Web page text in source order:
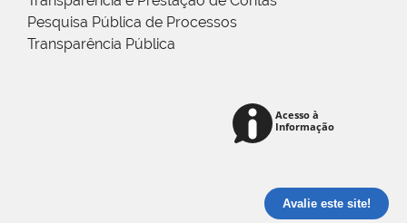
Pesquisa Pública de Processos
Transparência Pública
Avalie este site!